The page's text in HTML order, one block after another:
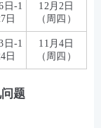
日-1
日
12月2日
（周四）
日-1
日
11月4日
（周四）
题